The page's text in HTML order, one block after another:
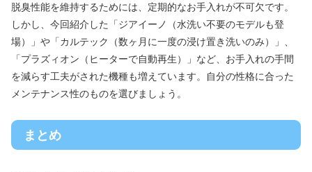
脱臭性能を維持するためには、定期的なお手入れが不可欠です。
しかし、今回紹介した「ジアイーノ（水洗い不要のモデルも登
場）」や「カルテック（数ヶ月に一度の浸け置き洗いのみ）」、
「プラズィオン（ヒーターで自動再生）」など、お手入れの手間
を減らす工夫がされた機種も増えています。自分の性格に合った
メンテナンス性のものを選びましょう。
まとめ